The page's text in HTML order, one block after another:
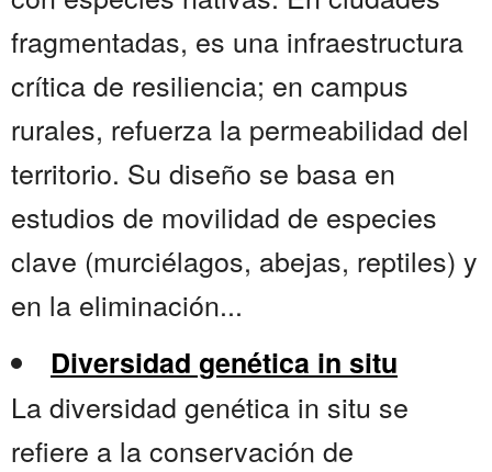
fragmentadas, es una infraestructura
crítica de resiliencia; en campus
rurales, refuerza la permeabilidad del
territorio. Su diseño se basa en
estudios de movilidad de especies
clave (murciélagos, abejas, reptiles) y
en la eliminación...
Diversidad genética in situ
La diversidad genética in situ se
refiere a la conservación de